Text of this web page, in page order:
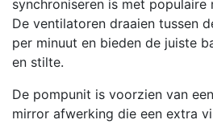
synchroniseren is met
De ventilatoren draaien tussen
per minuut en bieden de juiste
en stilte.
De pompunit is voorzien van
mirror afwerking die een extra